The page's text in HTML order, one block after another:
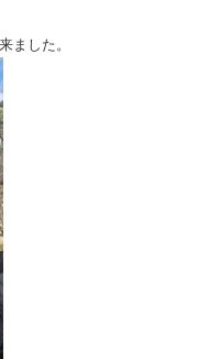
ました。